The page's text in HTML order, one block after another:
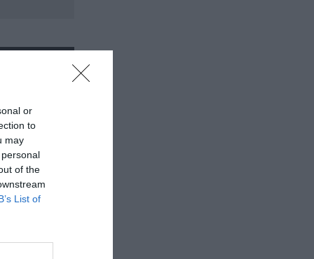
or
to
may
of the
List of